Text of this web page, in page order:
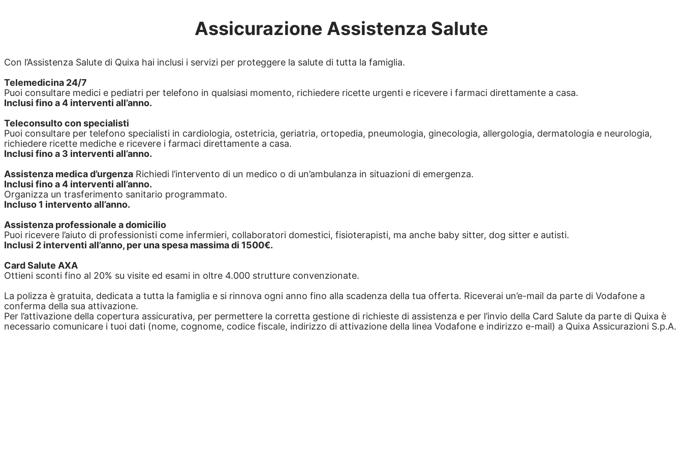
Assicurazione Assistenza Salute
Con l’Assistenza Salute di Quixa hai inclusi i servizi per proteggere la salute di tutta la famiglia.
Telemedicina 24/7
Puoi consultare medici e pediatri per telefono in qualsiasi momento, richiedere ricette urgenti e ricevere i farmaci direttamente a casa.
Inclusi fino a 4 interventi all’anno.
Teleconsulto con specialisti
Puoi consultare per telefono specialisti in cardiologia, ostetricia, geriatria, ortopedia, pneumologia, ginecologia, allergologia, dermatologia e neurologia,
richiedere ricette mediche e ricevere i farmaci direttamente a casa.
Inclusi fino a 3 interventi all’anno.
Assistenza medica d’urgenza Richiedi l’intervento di un medico o di un’ambulanza in situazioni di emergenza.
Inclusi fino a 4 interventi all’anno.
Organizza un trasferimento sanitario programmato.
Incluso 1 intervento all’anno.
Assistenza professionale a domicilio
Puoi ricevere l’aiuto di professionisti come infermieri, collaboratori domestici, fisioterapisti, ma anche baby sitter, dog sitter e autisti.
Inclusi 2 interventi all’anno, per una spesa massima di 1500€.
Card Salute AXA
Ottieni sconti fino al 20% su visite ed esami in oltre 4.000 strutture convenzionate.
La polizza è gratuita, dedicata a tutta la famiglia e si rinnova ogni anno fino alla scadenza della tua offerta. Riceverai un’e-mail da parte di Vodafone a
conferma della sua attivazione.
Per l’attivazione della copertura assicurativa, per permettere la corretta gestione di richieste di assistenza e per l’invio della Card Salute da parte di Quixa è
necessario comunicare i tuoi dati (nome, cognome, codice fiscale, indirizzo di attivazione della linea Vodafone e indirizzo e-mail) a Quixa Assicurazioni S.p.A.